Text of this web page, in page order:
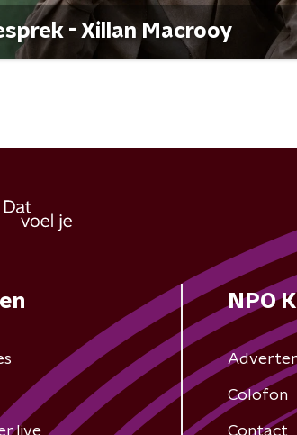
- Xillan Macrooy
live
NPO
Colofon
Contact